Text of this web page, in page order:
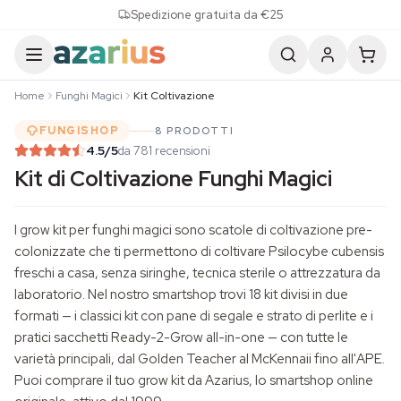
Spedizione gratuita da €25
Home Funghi Magici Kit Coltivazione
FUNGISHOP 8 PRODOTTI
4.5/5da 781 recensioni
Kit di Coltivazione Funghi Magici
I grow kit perfunghi magici sono scatole di coltivazione pre-
colonizzate che ti permettono di coltivare Psilocybe cubensis
freschi a casa, senza siringhe, tecnica sterile o attrezzatura da
laboratorio. Nel nostro smartshop trovi 18 kit divisi in due
formati — i classici kit con pane di segale e strato di perlite e i
pratici sacchetti Ready-2-Grow all-in-one — con tutte le
varietà principali, dal Golden Teacher al McKennaii fino all'APE.
Puoi comprare il tuo grow kit da Azarius, lo smartshop online